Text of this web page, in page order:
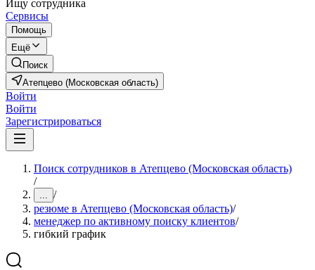
Ищу сотрудника
Сервисы
Помощь
Ещё
Поиск
Атепцево (Московская область)
Войти
Войти
Зарегистрироваться
Поиск сотрудников в Атепцево (Московская область)
/
... /
резюме в Атепцево (Московская область)/
менеджер по активному поиску клиентов/
гибкий график